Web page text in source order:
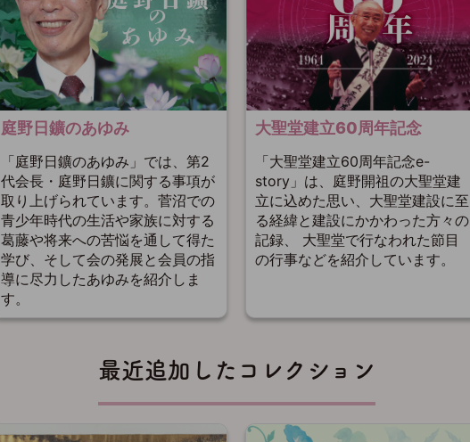
庭野日鑛のあゆみ
「庭野日鑛のあゆみ」では、第2
代会長・庭野日鑛に関する事項が
取り上げられています。菅沼での
青少年時代の生活や家族に対する
葛藤や将来への苦悩を通して得た
学び、そして会の発展と会員の指
導に尽力したあゆみを紹介しま
す。
大聖堂建立60周年記念
「大聖堂建立60周年記念e-
story」は、庭野開祖の大聖堂建
立に込めた思い、大聖堂建設に至
る経緯と建設にかかわった方々の
記録、 大聖堂で行なわれた節目
の行事などを紹介しています。
最近追加したコレクション